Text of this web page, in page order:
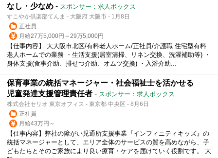
なし・少なめ - スポンサー：求人ボックス
すこやか倶楽部てんま - 大阪府 大阪市 - 1月8日
正社員
月給27万5,000円～29万5,000円
【仕事内容】 大大阪市北区/有料老人ホーム/正社員/介護職 住宅型有料
老人ホームでの業務 ・生活支援(居室清掃、リネン交換、洗濯補助等) ・
身体支援(食事介助、排せつ介助、オムツ交換) ・入浴介助...
保育事業の統括マネージャー・社会福祉士を活かせる
児童発達支援管理責任者 - スポンサー：求人ボックス
株式会社セリオ 東京オフィス - 東京都 中央区 - 8月6日
正社員
月給43万円～
【仕事内容】弊社の障がい児通所支援事業『インフィニティキッズ』の
統括マネージャーとして、エリア全体のサービスの質を高めながら、子
どもたちとそのご家族により良い療育・ケアを届けていく役割です。 大